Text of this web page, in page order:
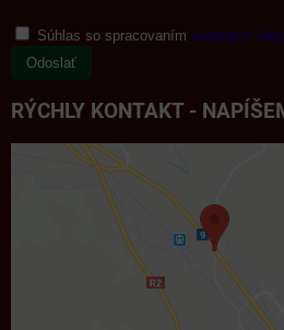
Súhlas so spracovaním osobných
Odoslať
RÝCHLY KONTAKT -